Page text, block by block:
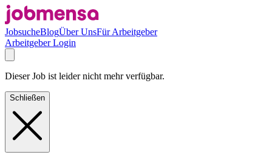
JobsucheBlogÜber UnsFür Arbeitgeber
Arbeitgeber Login
Dieser Job ist leider nicht mehr verfügbar.
Schließen